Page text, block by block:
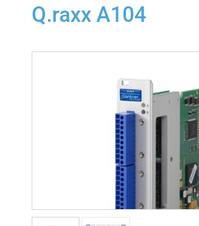
Q.raxx A104